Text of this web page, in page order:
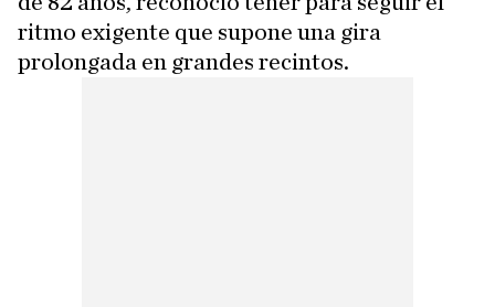
ritmo exigente que supone una gira
prolongada en grandes recintos.